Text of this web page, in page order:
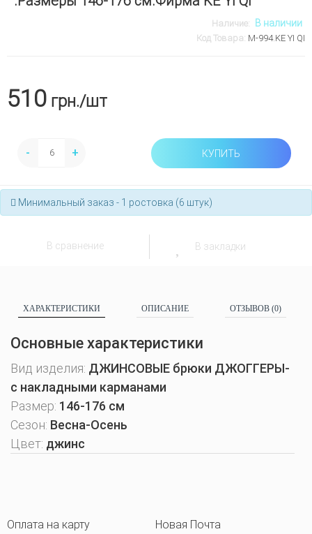
Наличие: В наличии
Код Товара: М-994.KE YI QI
510 грн./шт
- + КУПИТЬ
Минимальный заказ - 1 ростовка (6 штук)
В сравнение В закладки
ХАРАКТЕРИСТИКИ ОПИСАНИЕ ОТЗЫВОВ (0)
Основные характеристики
Вид изделия: ДЖИНСОВЫЕ брюки ДЖОГГЕРЫ-
с накладными карманами
Размер: 146-176 см
Сезон: Весна-Осень
Цвет: джинс
Оплата на карту
Новая Почта